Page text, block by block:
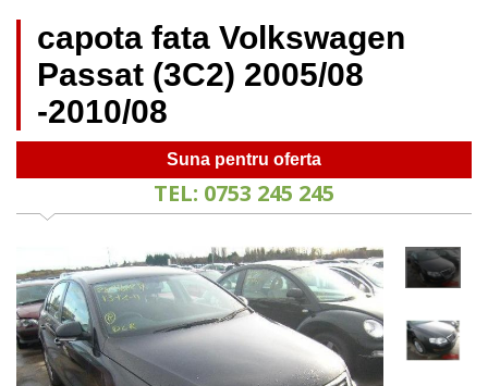
capota fata Volkswagen
Passat (3C2) 2005/08
-2010/08
Suna pentru oferta
TEL: 0753 245 245